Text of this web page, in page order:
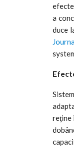
a
duce
reţine